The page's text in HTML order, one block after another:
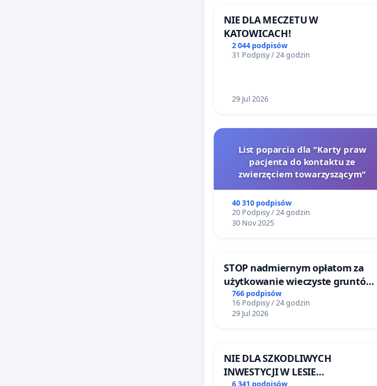
NIE DLA MECZETU W
KATOWICACH!
2 044 podpisów
31 Podpisy / 24 godzin
29 Jul 2026
List poparcia dla "Karty praw
pacjenta do kontaktu ze
zwierzęciem towarzyszącym"
40 310 podpisów
20 Podpisy / 24 godzin
30 Nov 2025
STOP nadmiernym opłatom za
użytkowanie wieczyste gruntów
zajmowanych przez rodzinne
ogrody działkowe.
766 podpisów
16 Podpisy / 24 godzin
29 Jul 2026
NIE DLA SZKODLIWYCH
INWESTYCJI W LESIE
6 341 podpisów